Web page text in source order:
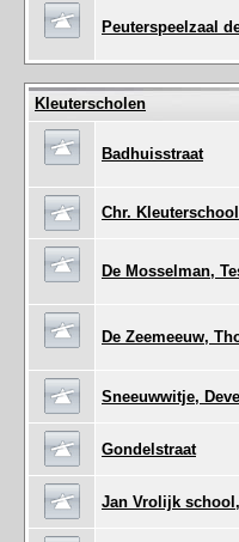
Peuterspeelzaal
Kleuterscholen
Badhuisstraat
Chr.
De Mosselman,
De Zeemeeuw,
Sneeuwwitje,
Gondelstraat
Jan Vrolijk